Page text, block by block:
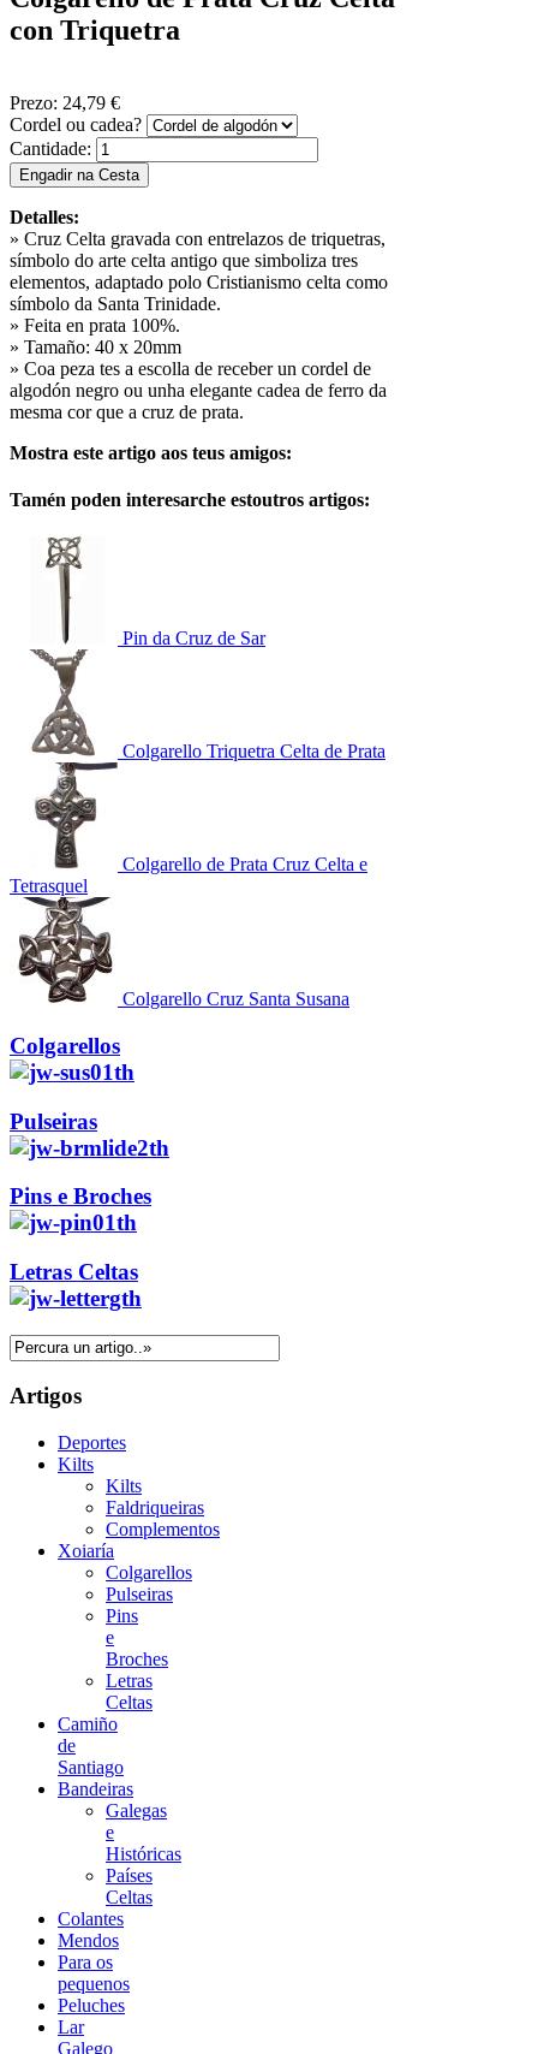
con Triquetra
Prezo: 24,79 €
Cordel ou cadea?
Cantidade:
Detalles:
» Cruz Celta gravada con entrelazos de triquetras,
símbolo do arte celta antigo que simboliza tres
elementos, adaptado polo Cristianismo celta como
símbolo da Santa Trinidade.
» Feita en prata 100%.
» Tamaño: 40 x 20mm
» Coa peza tes a escolla de receber un cordel de
algodón negro ou unha elegante cadea de ferro da
mesma cor que a cruz de prata.
Mostra este artigo aos teus amigos:
Tamén poden interesarche estoutros artigos:
Pin da Cruz de Sar
Colgarello Triquetra Celta de Prata
Colgarello de Prata Cruz Celta e
Tetrasquel
Colgarello Cruz Santa Susana
Colgarellos
Pulseiras
Pins e Broches
Letras Celtas
Artigos
Deportes
Kilts
Kilts
Faldriqueiras
Complementos
Xoiaría
Colgarellos
Pulseiras
Pins
e
Broches
Letras
Celtas
Camiño
de
Santiago
Bandeiras
Galegas
e
Históricas
Países
Celtas
Colantes
Mendos
Para os
pequenos
Peluches
Lar
Galego